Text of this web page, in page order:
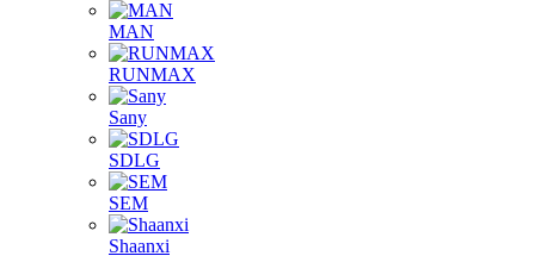
MAN
RUNMAX
Sany
SDLG
SEM
Shaanxi